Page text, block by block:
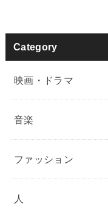
Category
映画・ドラマ
音楽
ファッション
人